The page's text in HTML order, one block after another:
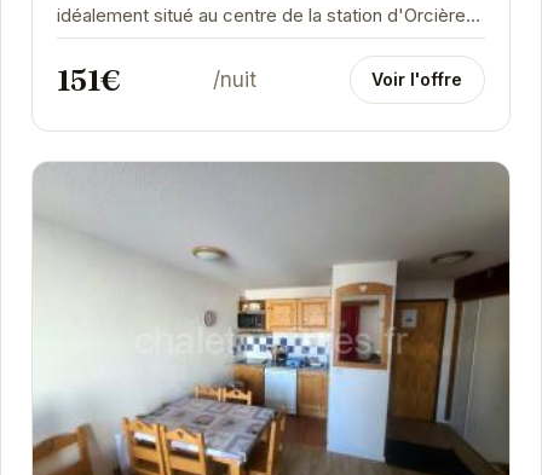
idéalement situé au centre de la station d'Orcières
Merlette. Proche des pistes et des commerces,...
151€ /nuit Voir l'offre